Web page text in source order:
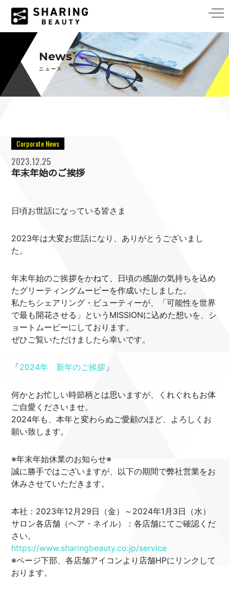
MISSION
Corporate
News
Service
Column
Recruit
Contact
News
ニュース
Corporate News
2023.12.25
年末年始のご挨拶
日頃お世話になっている皆さま
2023年は大変お世話になり、ありがとうございまし
た。
年末年始のご挨拶をかねて、日頃の感謝の気持ちを込め
たグリーティングムービーを作成いたしました。
私たちシェアリング・ビューティーが、「可能性を世界
で最も開花させる」というMISSIONに込めた想いを、シ
ョートムービーにしております。
ぜひご覧いただけましたら幸いです。
「2024年 新年のご挨拶 」
何かとお忙しい時節柄とは思いますが、くれぐれもお体
ご自愛くださいませ。
2024年も、本年と変わらぬご愛顧のほど、よろしくお
願い致します。
※年末年始休業のお知らせ※
誠に勝手ではございますが、以下の期間で弊社営業をお
休みさせていただきます。
本社：2023年12月29日（金）～2024年1月3日（水）
サロン各店舗（ヘア・ネイル）：各店舗にてご確認くだ
さい。
https://www.sharingbeauty.co.jp/service
※ページ下部、各店舗アイコンより店舗HPにリンクして
おります。